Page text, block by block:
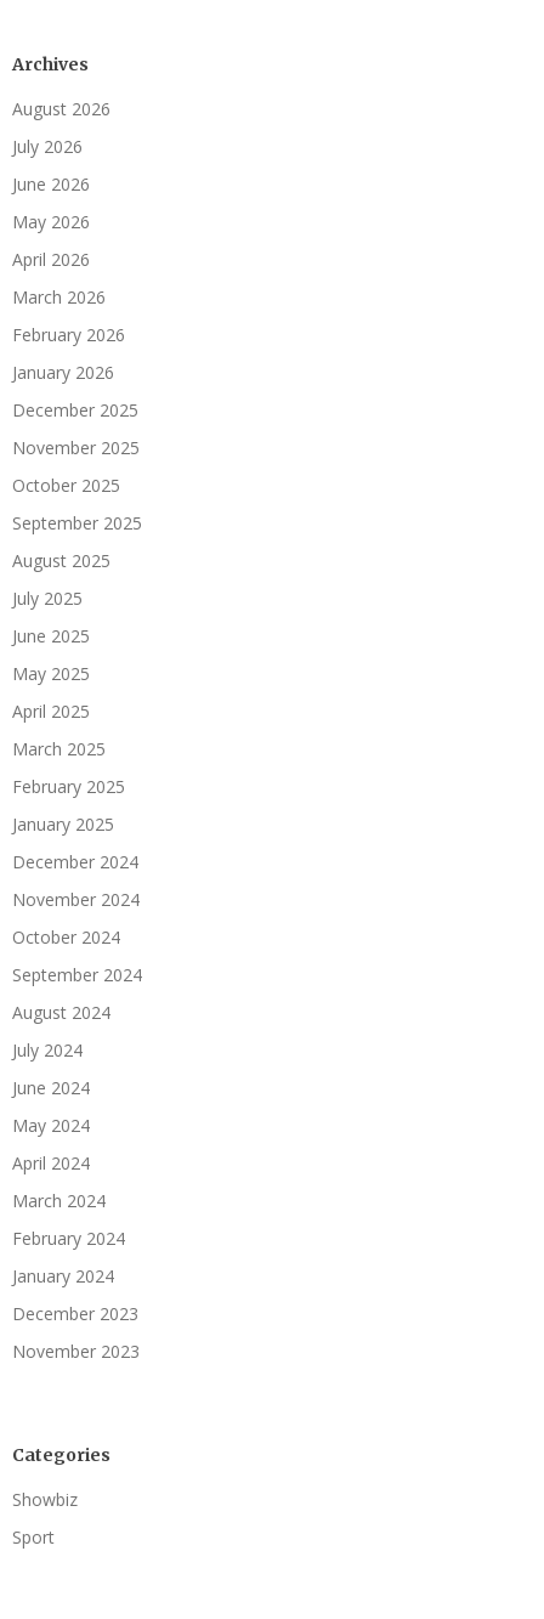
Archives
August 2026
July 2026
June 2026
May 2026
April 2026
March 2026
February 2026
January 2026
December 2025
November 2025
October 2025
September 2025
August 2025
July 2025
June 2025
May 2025
April 2025
March 2025
February 2025
January 2025
December 2024
November 2024
October 2024
September 2024
August 2024
July 2024
June 2024
May 2024
April 2024
March 2024
February 2024
January 2024
December 2023
November 2023
Categories
Showbiz
Sport